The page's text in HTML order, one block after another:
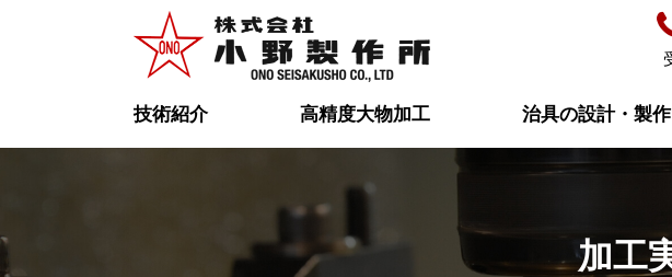
技術紹介 高精度大物加工 治具の設計・製作
加工